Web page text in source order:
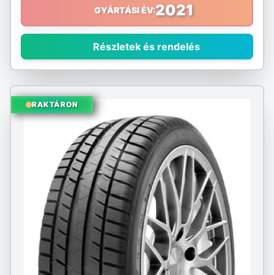
GYÁRTÁSI ÉV:2021
Részletek és rendelés
RAKTÁRON